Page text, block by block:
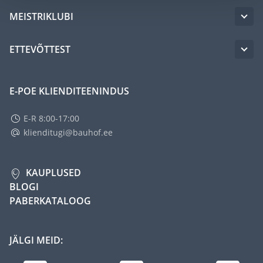
MEISTRIKLUBI
ETTEVÕTTEST
E-POE KLIENDITEENINDUS
E-R 8:00-17:00
klienditugi@bauhof.ee
KAUPLUSED
BLOGI
PABERKATALOOG
JÄLGI MEID: